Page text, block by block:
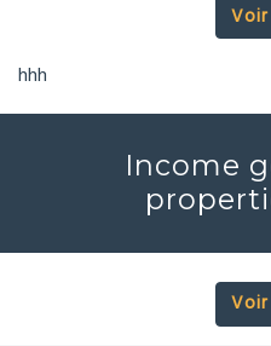
hhh
Income